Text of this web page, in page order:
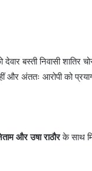
बस्ती निवासी
और अंततः आरोपी को
और उषा राठौरके साथ